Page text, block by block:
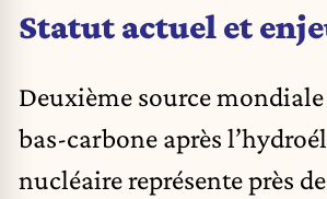
Statut actuel et
Deuxième source
bas-carbone après
nucléaire représente près